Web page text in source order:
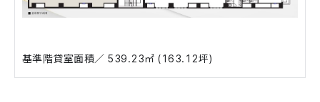
基準階貸室面積／ 539.23㎡ (163.12坪)